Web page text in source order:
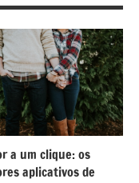
a um clique: os
aplicativos de